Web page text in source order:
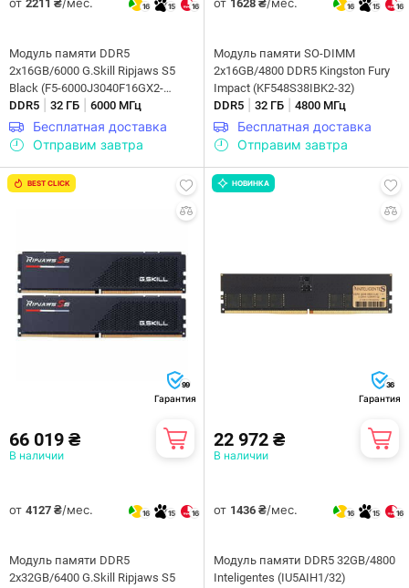
от 2211 ₴/мес. 16 15 16
Модуль памяти DDR5
2x16GB/6000 G.Skill Ripjaws S5
Black (F5-6000J3040F16GX2-
RS5K)
DDR5 32 ГБ 6000 МГц
Бесплатная доставка
Отправим завтра
от 1628 ₴/мес. 16 15 16
Модуль памяти SO-DIMM
2x16GB/4800 DDR5 Kingston Fury
Impact (KF548S38IBK2-32)
DDR5
32 ГБ 4800 МГц
Бесплатная доставка
Отправим завтра
BEST CLICK
99
Гарантия
66 019 ₴
В наличии
от 4127 ₴/мес. 16 15 16
Модуль памяти DDR5
2x32GB/6400 G.Skill Ripjaws S5
НОВИНКА
36
Гарантия
22 972 ₴
В наличии
от 1436 ₴/мес. 16 15 16
Модуль памяти DDR5 32GB/4800
Inteligentes (IU5AIH1/32)